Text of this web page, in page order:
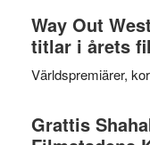
storheter
och
samarbeten
Way Out
titlar i årets
Världspremiärer,
Grattis